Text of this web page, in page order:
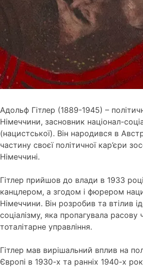
Адольф Гітлер (1889-1945) –
Німеччини, засновник націонал-
(нацистської). Він народився в
частину своєї політичної кар’єри
Німеччині.
Гітлер прийшов до влади в 1933
канцлером, а згодом і фюрером
Німеччини. Він розробив та втілив
соціалізму, яка пропагувала расову
тоталітарне управління.
Гітлер мав вирішальний вплив на
Європі в 1930-х та ранніх 1940-х